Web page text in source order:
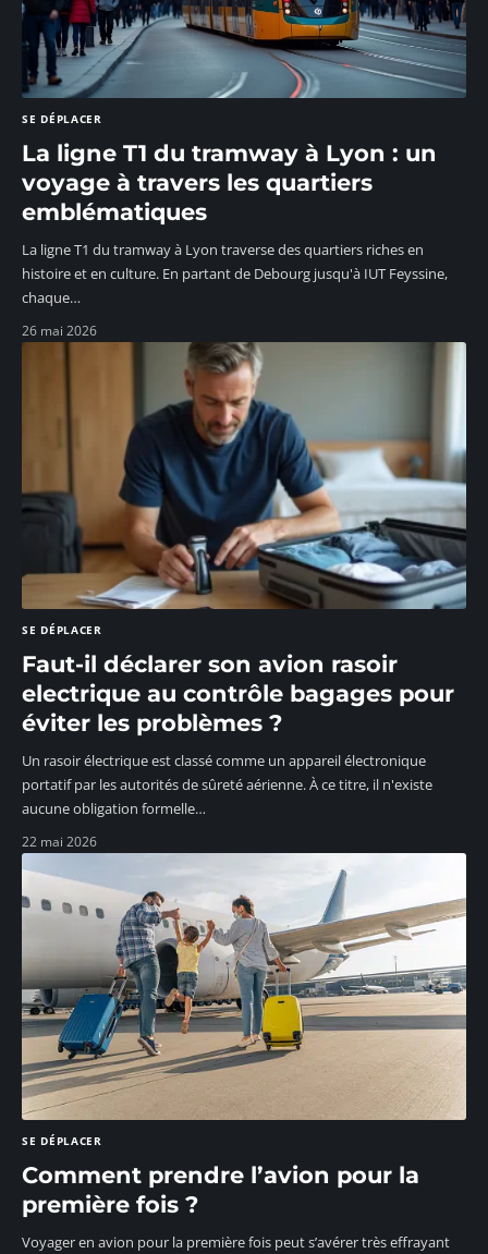
SE DÉPLACER
La ligne T1 du tramway à Lyon : un
voyage à travers les quartiers
emblématiques
La ligne T1 du tramway à Lyon traverse des quartiers riches en
histoire et en culture. En partant de Debourg jusqu'à IUT Feyssine,
chaque…
26 mai 2026
SE DÉPLACER
Faut-il déclarer son avion rasoir
electrique au contrôle bagages pour
éviter les problèmes ?
Un rasoir électrique est classé comme un appareil électronique
portatif par les autorités de sûreté aérienne. À ce titre, il n'existe
aucune obligation formelle…
22 mai 2026
SE DÉPLACER
Comment prendre l’avion pour la
première fois ?
Voyager en avion pour la première fois peut s’avérer très effrayant